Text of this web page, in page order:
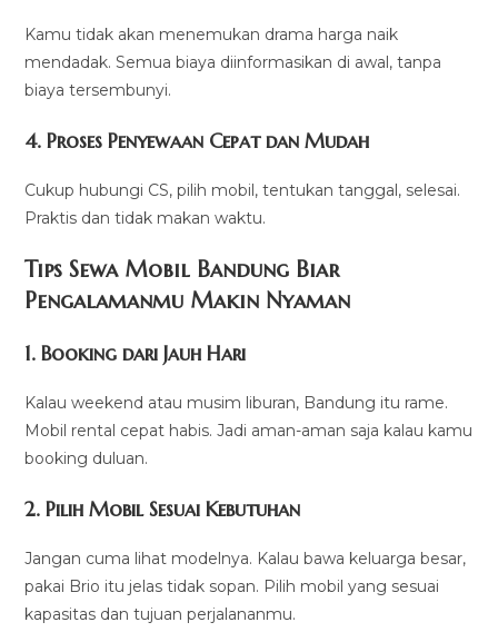
Kamu tidak akan menemukan drama harga naik
mendadak. Semua biaya diinformasikan di awal, tanpa
biaya tersembunyi.
4. Proses Penyewaan Cepat dan Mudah
Cukup hubungi CS, pilih mobil, tentukan tanggal, selesai.
Praktis dan tidak makan waktu.
Tips Sewa Mobil Bandung Biar
Pengalamanmu Makin Nyaman
1. Booking dari Jauh Hari
Kalau weekend atau musim liburan, Bandung itu rame.
Mobil rental cepat habis. Jadi aman-aman saja kalau kamu
booking duluan.
2. Pilih Mobil Sesuai Kebutuhan
Jangan cuma lihat modelnya. Kalau bawa keluarga besar,
pakai Brio itu jelas tidak sopan. Pilih mobil yang sesuai
kapasitas dan tujuan perjalananmu.